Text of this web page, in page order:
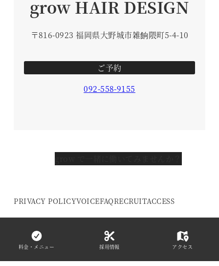
grow HAIR DESIGN
〒816-0923 福岡県大野城市雑餉隈町5-4-10
ご予約
092-558-9155
PRIVACY POLICYVOICEFAQRECRUITACCESS
© 2016- grow HAIR DESIGN. All Rights
Reserved.
料金・メニュー 採用情報 アクセス